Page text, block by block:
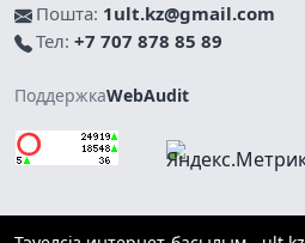
Пошта: 1ult.kz@gmail.com
Тел: +7 707 878 85 89
ПоддержкаWebAudit